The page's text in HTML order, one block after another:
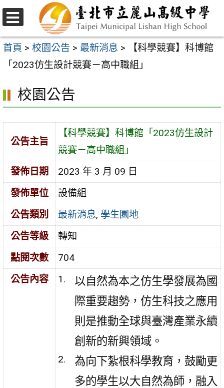
跳
至
主
容
區
選
單
首頁 > 校園公告 > 最新消息 >
【科學競賽】科博館
「2023仿生設計競賽－高中職組」
校園公告
公告主旨
【科學競賽】科博館「2023仿生設計
競賽－高中職組」
發佈日期
2023 年 3 月 09 日
發佈單位
設備組
公告類別
最新消息, 學生園地
公告等級
轉知
點閱次數
704
公告內容
以自然為本之仿生學發展為國
際重要趨勢，仿生科技之應用
則是推動全球與臺灣產業永續
創新的新興領域。
為向下紮根科學教育，鼓勵更
多的學生以大自然為師，融入